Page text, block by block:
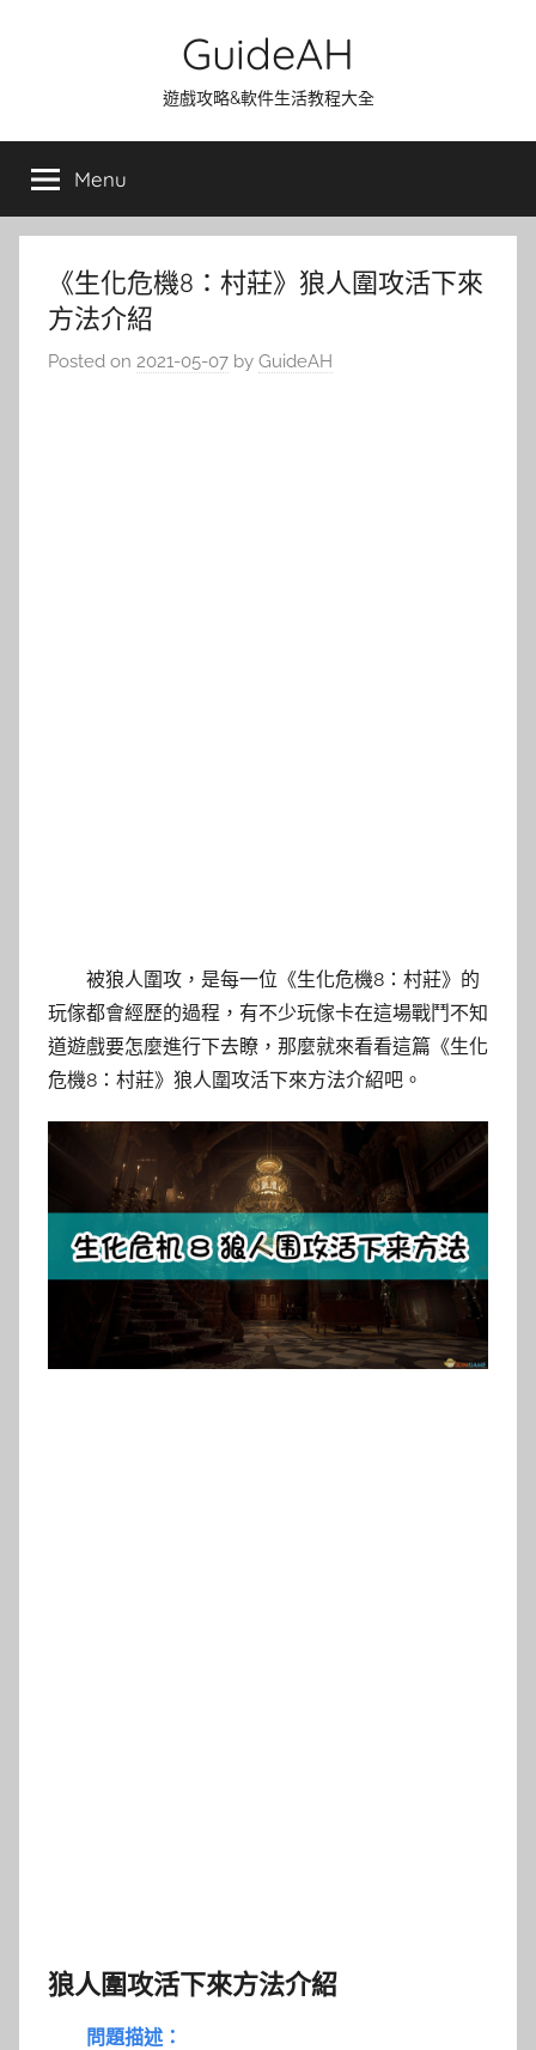
GuideAH
遊戲攻略&軟件生活教程大全
Menu
《生化危機8：村莊》狼人圍攻活下來
方法介紹
Posted on 2021-05-07 by GuideAH
被狼人圍攻，是每一位《生化危機8：村莊》的
玩傢都會經歷的過程，有不少玩傢卡在這場戰鬥不知
道遊戲要怎麼進行下去瞭，那麼就來看看這篇《生化
危機8：村莊》狼人圍攻活下來方法介紹吧。
狼人圍攻活下來方法介紹
問題描述：